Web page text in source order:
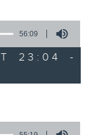
56:09
23:04 -